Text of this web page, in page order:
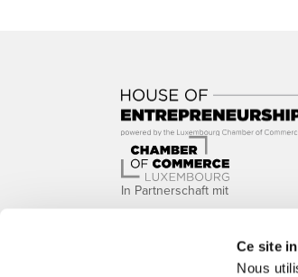
Ce site
Nous
In Partnerschaft mit